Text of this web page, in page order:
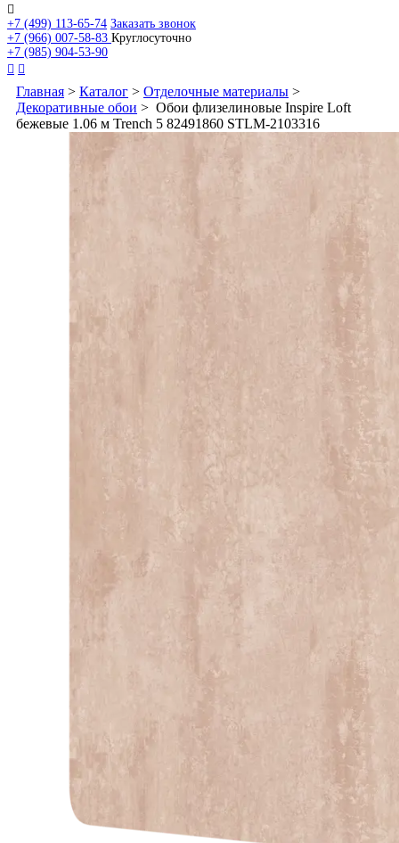

+7 (499) 113-65-74 Заказать звонок
+7 (966) 007-58-83 Круглосуточно
+7 (985) 904-53-90
 
Главная > Каталог > Отделочные материалы >
Декоративные обои > Обои флизелиновые Inspire Loft
бежевые 1.06 м Trench 5 82491860 STLM-2103316